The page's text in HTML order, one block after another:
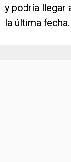
y podría llegar
la última fecha.